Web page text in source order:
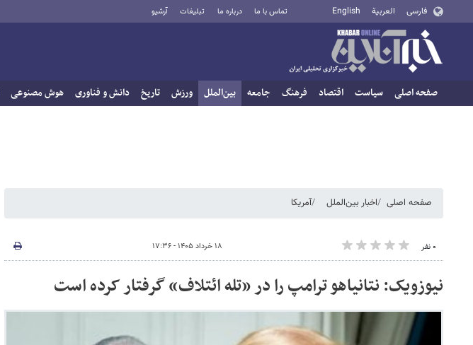
فارسی العربية English تماس با ما درباره ما تبلیغات آرشیو
صفحه اصلی سیاست اقتصاد فرهنگ جامعه بین‌الملل ورزش تاریخ دانش و فناوری هوش مصنوعی
صفحه اصلی اخبار بین‌الملل آمریکا
۰ نفر ۱۸ خرداد ۱۴۰۵ - ۱۷:۳۶
نیوزویک: نتانیاهو ترامپ را در «تله ائتلاف» گرفتار کرده است